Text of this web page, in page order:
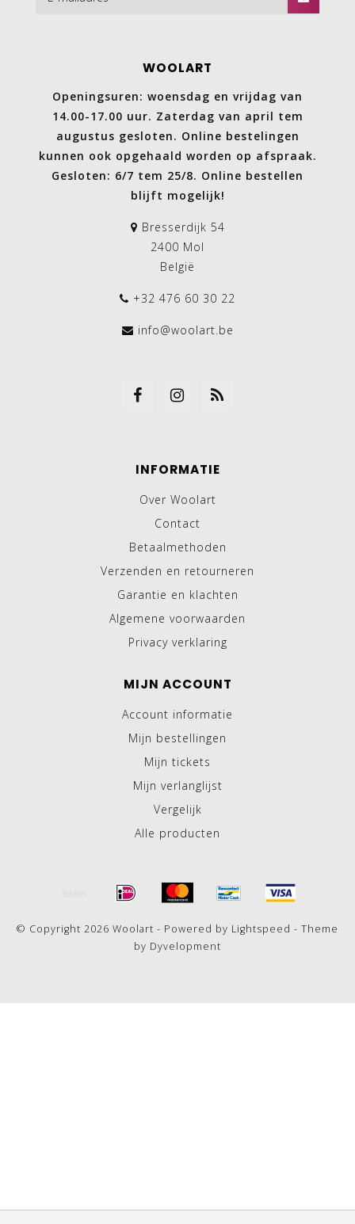
WOOLART
Openingsuren: woensdag en vrijdag van
14.00-17.00 uur. Zaterdag van april tem
augustus gesloten. Online bestelingen
kunnen ook opgehaald worden op afspraak.
Gesloten: 6/7 tem 25/8. Online bestellen
blijft mogelijk!
Bresserdijk 54
2400 Mol
België
+32 476 60 30 22
info@woolart.be
INFORMATIE
Over Woolart
Contact
Betaalmethoden
Verzenden en retourneren
Garantie en klachten
Algemene voorwaarden
Privacy verklaring
MIJN ACCOUNT
Account informatie
Mijn bestellingen
Mijn tickets
Mijn verlanglijst
Vergelijk
Alle producten
© Copyright 2026 Woolart - Powered by Lightspeed - Theme
by Dyvelopment